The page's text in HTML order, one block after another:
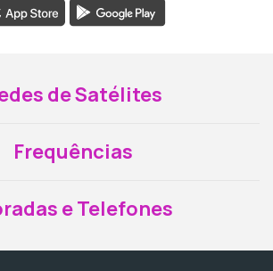
de Satélites
Frequências
e Telefones